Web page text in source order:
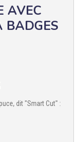
AVEC
BADGES
dit "Smart Cut" :